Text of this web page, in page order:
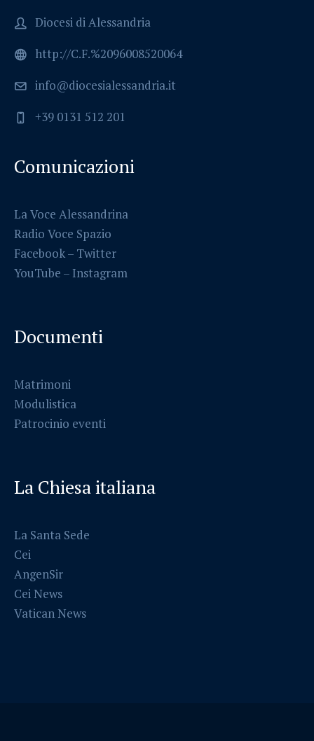
Diocesi di Alessandria
http://C.F.%2096008520064
info@diocesialessandria.it
+39 0131 512 201
Comunicazioni
La Voce Alessandrina
Radio Voce Spazio
Facebook– Twitter
YouTube – Instagram
Documenti
Matrimoni
Modulistica
Patrocinio eventi
La Chiesa italiana
La Santa Sede
Cei
AngenSir
Cei News
Vatican News